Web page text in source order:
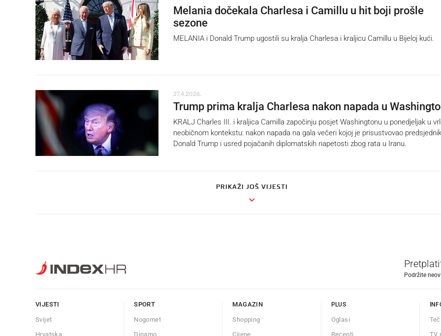
Melania dočekala Charlesa i Camillu u hit boji prošle
sezone
MELANIA i Donald Trump ugostili su kralja Charlesa i kraljicu Camillu u Bijeloj kući.
27.4.2026.
Trump prima kralja Charlesa nakon napada u
KRALJ Charles III. i kraljica Camilla započinju posjet Washingtonu u ponedjeljak u
neobičnom kontekstu: nakon napada na gala večeri kojoj je prisustvovao predsjednik
Donald Trump i usred pojačanih diplomatskih napetosti zbog rata u Iranu.
PRIKAŽI JOŠ VIJESTI
Podržite
VIJESTI
Svijet
Hrvatska
SPORT
Nogomet
Dinamo
MAGAZIN
Shopping
Cijene
PLUS
Oglasi
Recepti
TV